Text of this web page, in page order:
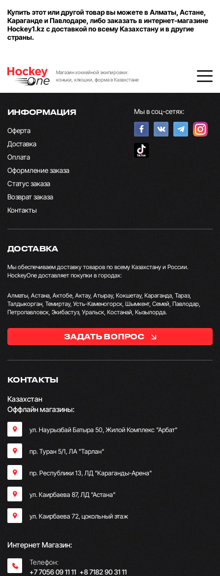
Купить этот или другой товар вы можете в Алматы, Астане,
Караганде и Павлодаре, либо заказать в интернет-магазине
Hockey1.kz с доставкой по всему Казахстану и в другие
страны.
Магазин хоккейной экипировки:
коньки, клюшки, форма в Казахстане
ИНФОРМАЦИЯ
Оферта
Доставка
Оплата
Оформление заказа
Статус заказа
Возврат заказа
Контакты
Мы в соц-сетях:
КОНТАКТЫ
Казахстан
Оффлайн магазины:
ул. Наурызбай Батыра 50, Жилой Комплекс "Арбат"
пр. Туран 5/1, ЛА "Тарлан"
пр. Республики 13, ​ЛД "Караганды-Арена"
ул. Каирбаева 87, ЛД "Астана"
ул. Каирбаева 72, цокольный этаж
Интернет Магазин:
Телефон:
+7 7056 09 11 11; +8 7182 90 31 11
ДОСТАВКА
Мы обеспечиваем доставку товаров по всему Казахстану и России.
HockeyOne доставляет покупки в городах:
Алматы, Астана, Актобе, Актау, Атырау, Кокшетау, Караганда, Тараз,
Талдыкорган, Темиртау, Усть-Каменогорск, Шымкент, Семей, Павлодар,
Петропавловск, Экибастуз, Уральск, Костанай, Кызылорда.
ЗАДАТЬ ВОПРОС